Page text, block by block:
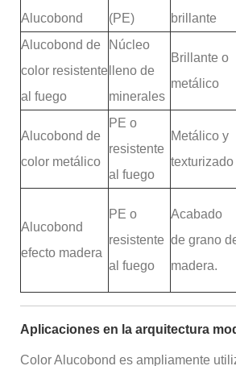
Alucobond
(PE)
brillante
Alucobond de
color resistente
al fuego
Núcleo
lleno de
minerales
Brillante o
metálico
Alucobond de
color metálico
PE o
resistente
al fuego
Metálico y
texturizado
Alucobond
efecto madera
PE o
resistente
al fuego
Acabado
de grano
madera.
Aplicaciones en la arquitectura
Color Alucobond es ampliamente